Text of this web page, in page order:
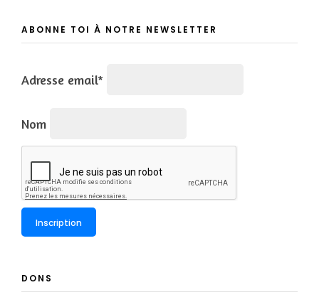
ABONNE TOI À NOTRE NEWSLETTER
Adresse email*
Nom
DONS